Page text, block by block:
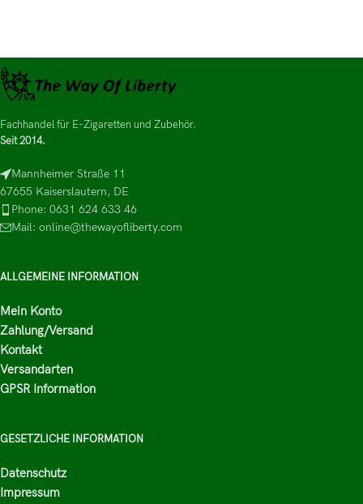
Fachhandel für E-Zigaretten und Zubehör.
Seit 2014.
Mannheimer Straße 11
67655 Kaiserslautern, DE
Phone: 0631 624 633 46
Mail: online@thewayofliberty.com
ALLGEMEINE INFORMATION
Mein Konto
Zahlung/Versand
Kontakt
Versandarten
GPSR Information
GESETZLICHE INFORMATION
Datenschutz
Impressum